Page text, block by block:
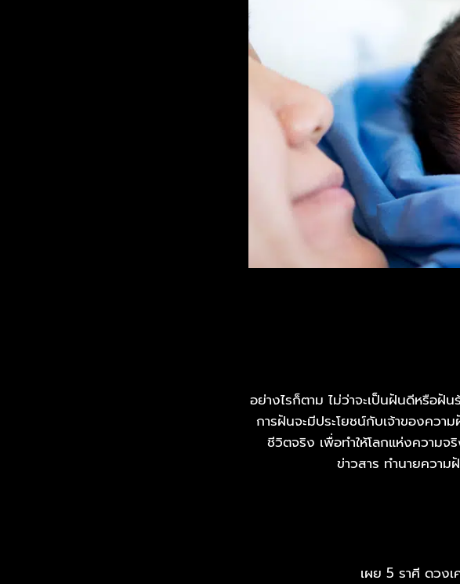
อย่างไรก็ตาม ไม่ว่าจะเป็นฝันดีหรือฝั
การฝันจะมีประโยชน์กับเจ้าของคว
ชีวิตจริง เพื่อทำให้โลกแห่งความ
ข่าวสาร ทำนายควา
เผย 5 ราศี ดวงเ